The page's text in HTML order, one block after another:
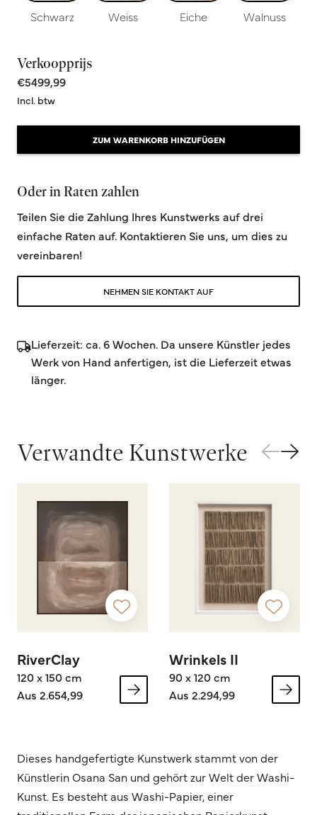
Schwarz Weiss Eiche Walnuss
Verkoopprijs
€5499,99
Incl. btw
ZUM WARENKORB HINZUFÜGEN
Oder in Raten zahlen
Teilen Sie die Zahlung Ihres Kunstwerks auf drei
einfache Raten auf. Kontaktieren Sie uns, um dies zu
vereinbaren!
NEHMEN SIE KONTAKT AUF
Lieferzeit: ca. 6 Wochen. Da unsere Künstler jedes
Werk von Hand anfertigen, ist die Lieferzeit etwas
länger.
Verwandte Kunstwerke
RiverClay
120 x 150 cm
Aus 2.654,99
Wrinkels II
90 x 120 cm
Aus 2.294,99
Dieses handgefertigte Kunstwerk stammt von der
Künstlerin Osana San und gehört zur Welt der Washi-
Kunst. Es besteht aus Washi-Papier, einer